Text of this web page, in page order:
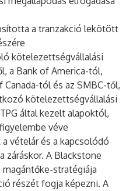
a tranzakció lekötött
kötelezettségvállalási
a Bank of America-tól,
Canada-tól és az SMBC-től,
kötelezettségvállalási
által kezelt alapoktól,
véve
vételár és a kapcsolódó
záráskor. A Blackstone
stratégiája
részét fogja képezni. A